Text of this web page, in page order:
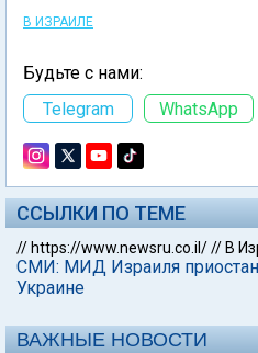
В ИЗРАИЛЕ
Будьте с нами:
Telegram
WhatsApp
ССЫЛКИ ПО ТЕМЕ
// https://www.newsru.co.il/// В
СМИ: МИД Израиля
Украине
ВАЖНЫЕ НОВОСТИ